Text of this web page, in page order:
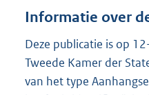
Informatie over
Deze publicatie is op
Tweede Kamer der
van het type